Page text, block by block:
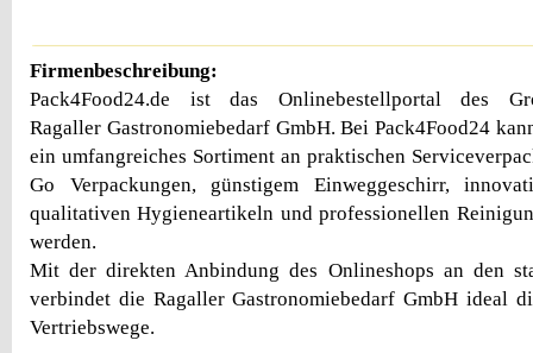
Firmenbeschreibung:
Pack4Food24.de ist das Onlinebestellportal des
Ragaller Gastronomiebedarf GmbH. Bei Pack4Food24
ein umfangreiches Sortiment an praktischen
Go Verpackungen, günstigem Einweggeschirr,
qualitativen Hygieneartikeln und professionellen
werden.
Mit der direkten Anbindung des Onlineshops an den
verbindet die Ragaller Gastronomiebedarf GmbH ideal
Vertriebswege.